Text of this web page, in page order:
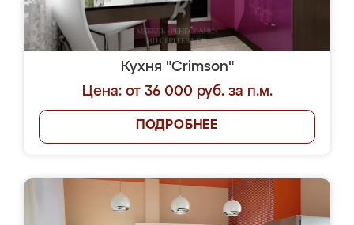
Кухня "Crimson"
Цена: от 36 000 руб. за п.м.
ПОДРОБНЕЕ